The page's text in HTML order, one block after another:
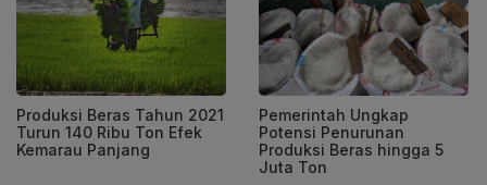
Produksi Beras Tahun 2021
Turun 140 Ribu Ton Efek
Kemarau Panjang
Pemerintah Ungkap
Potensi Penurunan
Produksi Beras hingga 5
Juta Ton